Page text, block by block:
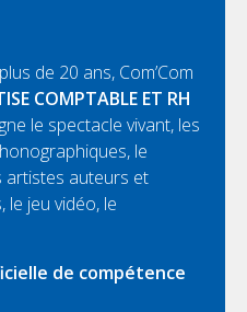
de 20 ans, Com’Com
COMPTABLE ET RH
le spectacle vivant, les
le
artistes auteurs et
le jeu vidéo, le
de compétence